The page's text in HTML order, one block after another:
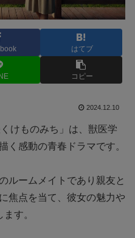
はてブ
コピー
2024.12.10
けものみち」は、獣医学
く感動の青春ドラマです。
ルームメイトであり親友と
焦点を当て、彼女の魅力や
す。